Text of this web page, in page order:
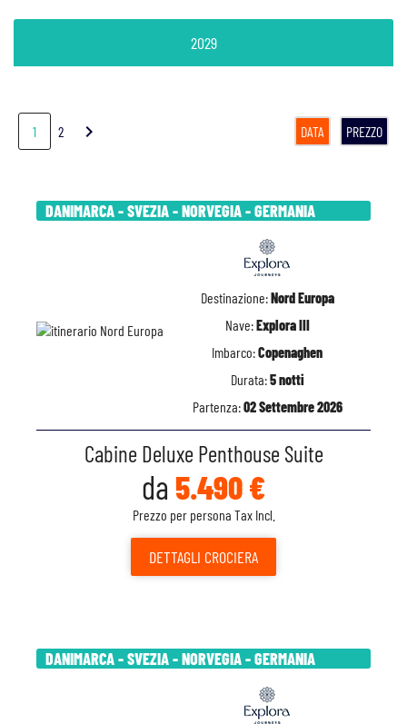
1 2 chevron_right DATA PREZZO
DANIMARCA - SVEZIA - NORVEGIA - GERMANIA
Destinazione:Nord Europa
Nave:Explora III
Imbarco:Copenaghen
Durata:5 notti
Partenza:02 Settembre 2026
Cabine Deluxe Penthouse Suite
da 5.490 €
Prezzo per persona Tax Incl.
DETTAGLI CROCIERA
DANIMARCA - SVEZIA - NORVEGIA - GERMANIA
2029